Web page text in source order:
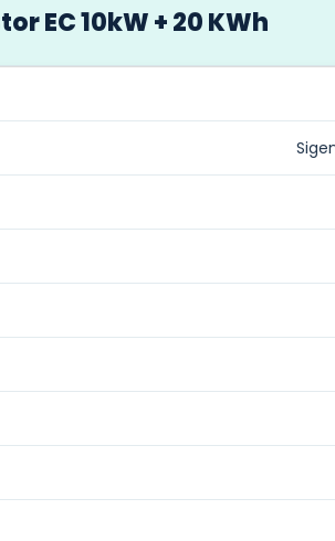
EC 10kW + 20 KWh